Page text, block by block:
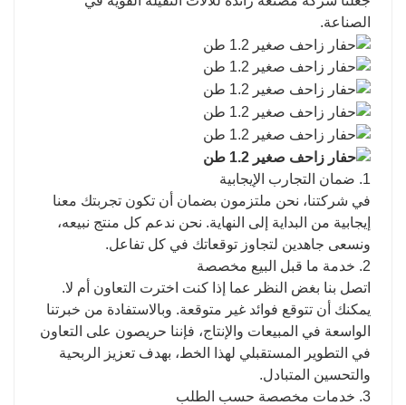
الصناعة.
1. ضمان التجارب الإيجابية
في شركتنا، نحن ملتزمون بضمان أن تكون تجربتك معنا
إيجابية من البداية إلى النهاية. نحن ندعم كل منتج نبيعه،
ونسعى جاهدين لتجاوز توقعاتك في كل تفاعل.
2. خدمة ما قبل البيع مخصصة
اتصل بنا بغض النظر عما إذا كنت اخترت التعاون أم لا.
يمكنك أن تتوقع فوائد غير متوقعة. وبالاستفادة من خبرتنا
الواسعة في المبيعات والإنتاج، فإننا حريصون على التعاون
في التطوير المستقبلي لهذا الخط، بهدف تعزيز الربحية
والتحسين المتبادل.
3. خدمات مخصصة حسب الطلب